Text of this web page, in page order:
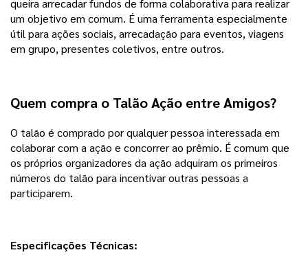
queira arrecadar fundos de forma colaborativa para realizar
um objetivo em comum. É uma ferramenta especialmente
útil para ações sociais, arrecadação para eventos, viagens
em grupo, presentes coletivos, entre outros.
Quem compra o Talão Ação entre Amigos?
O talão é comprado por qualquer pessoa interessada em
colaborar com a ação e concorrer ao prêmio. É comum que
os próprios organizadores da ação adquiram os primeiros
números do talão para incentivar outras pessoas a
participarem.
Especificações Técnicas: